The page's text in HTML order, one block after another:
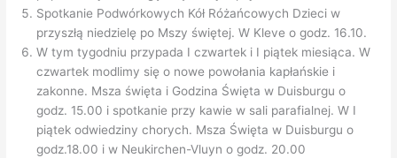
Spotkanie Podwórkowych Kół Różańcowych Dzieci w
przyszłą niedzielę po Mszy świętej. W Kleve o godz. 16.10.
W tym tygodniu przypada I czwartek i I piątek miesiąca. W
czwartek modlimy się o nowe powołania kapłańskie i
zakonne. Msza święta i Godzina Święta w Duisburgu o
godz. 15.00 i spotkanie przy kawie w sali parafialnej. W I
piątek odwiedziny chorych. Msza Święta w Duisburgu o
godz.18.00 i w Neukirchen-Vluyn o godz. 20.00